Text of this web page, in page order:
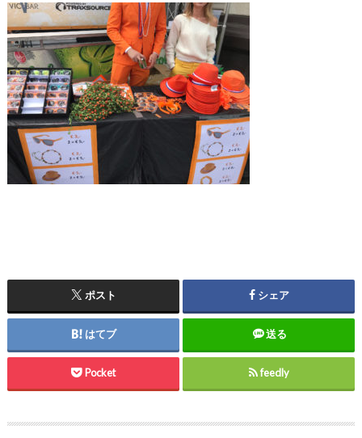
ポスト シェア
はてブ 送る
Pocket feedly